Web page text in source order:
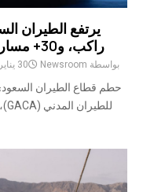
راكب، و30+ مسارا جديدا، ومهمة لتكون مركزا عالميا
بواسطة Newsroom 30 يناير، 2026